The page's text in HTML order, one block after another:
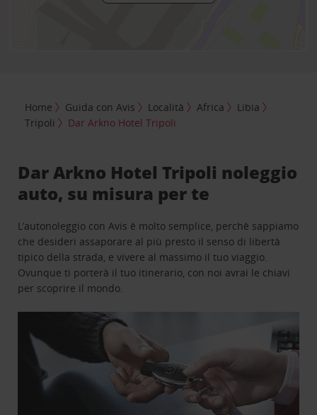
Home Guida con Avis Località Africa
Libia
Tripoli
Dar Arkno Hotel Tripoli
Dar Arkno Hotel Tripoli noleggio
auto, su misura per te
L’autonoleggio con Avis è molto semplice, perchè sappiamo
che desideri assaporare al più presto il senso di libertà
tipico della strada, e vivere al massimo il tuo viaggio.
Ovunque ti porterà il tuo itinerario, con noi avrai le chiavi
per scoprire il mondo.